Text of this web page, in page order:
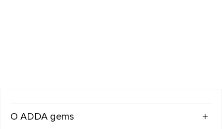
ADDA gems